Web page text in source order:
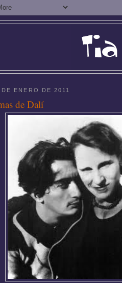
ENERO DE 2011
de Dalí